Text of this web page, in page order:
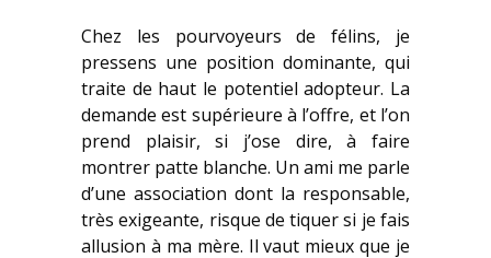
Chez les pourvoyeurs de félins, je
pressens une position dominante, qui
traite de haut le potentiel adopteur. La
demande est supérieure à l’offre, et l’on
prend plaisir, si j’ose dire, à faire
montrer patte blanche. Un ami me parle
d’une association dont la responsable,
très exigeante, risque de tiquer si je fais
allusion à ma mère. Il vaut mieux que je